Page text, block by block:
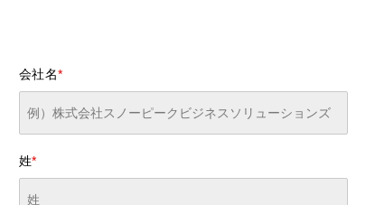
会社名*
姓*